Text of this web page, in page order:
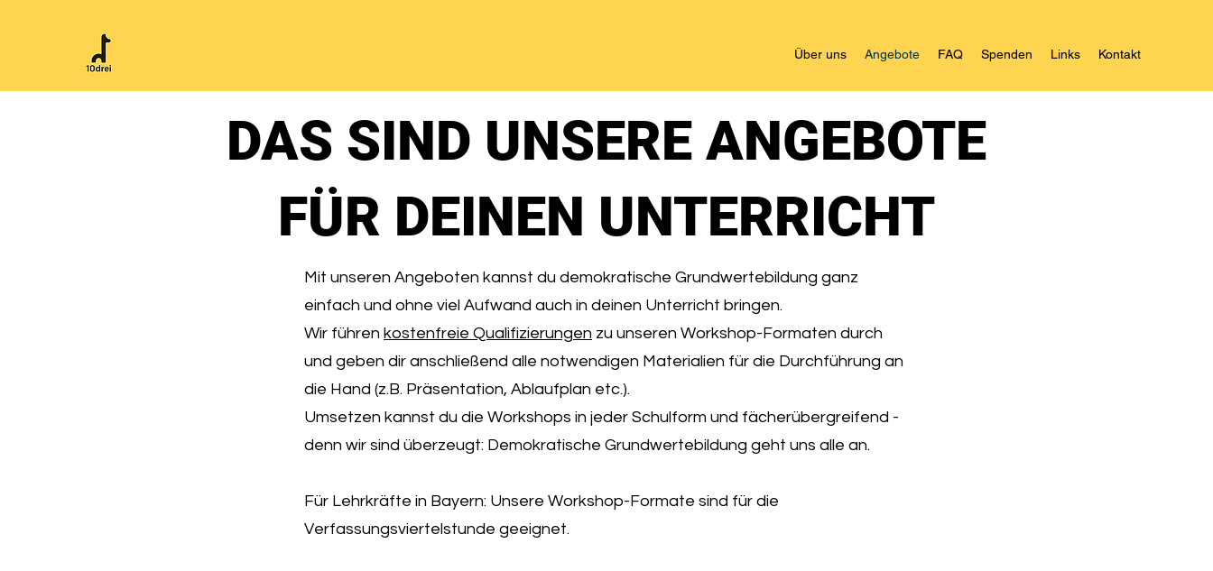
Über uns Angebote FAQ Spenden Links Kontakt
DAS SIND UNSERE ANGEBOTE
FÜR DEINEN UNTERRICHT
Mit unseren Angeboten kannst du demokratische Grundwertebildung ganz
einfach und ohne viel Aufwand auch in deinen Unterricht bringen.
Wir führen kostenfreie Qualifizierungen zu unseren Workshop-Formaten durch
und geben dir anschließend alle notwendigen Materialien für die Durchführung an
die Hand (z.B. Präsentation, Ablaufplan etc.).
Umsetzen kannst du die Workshops in jeder Schulform und fächerübergreifend -
denn wir sind überzeugt: Demokratische Grundwertebildung geht uns alle an.
Für Lehrkräfte in Bayern: Unsere Workshop-Formate sind für die
Verfassungsviertelstunde geeignet.